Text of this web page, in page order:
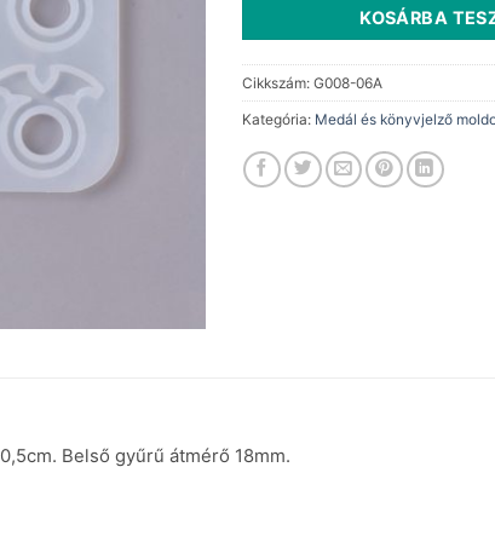
KOSÁRBA
Cikkszám: G008-06A
Kategória: Medál és könyvjelző
Belső gyűrű átmérő 18mm.